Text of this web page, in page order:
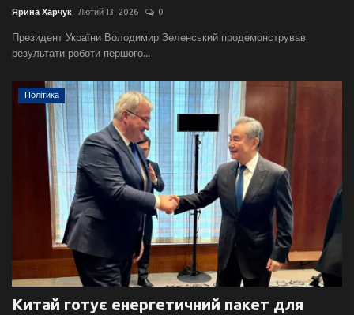
Ярина Харчук Лютий 13, 2026 0
Президент України Володимир Зеленський продемонстрував
результати роботи першого...
Політика
Китай готує енергетичний пакет для